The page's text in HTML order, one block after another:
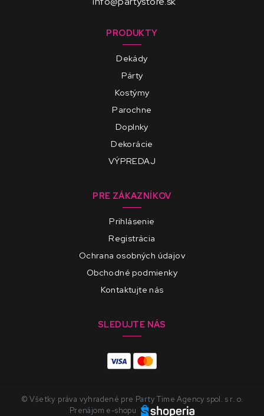
PRODUKTY
Dekády
Párty
Kostýmy
Parochne
Doplnky
Dekorácie
VÝPREDAJ
PRE ZÁKAZNÍKOV
Prihlásenie
Registrácia
Ochrana osobných údajov
Obchodné podmienky
Kontaktujte nás
SLEDUJTE NÁS
© Všetky práva vyhradené pre Party Time Agency spol. s r. o.
Prenájom e-shopu